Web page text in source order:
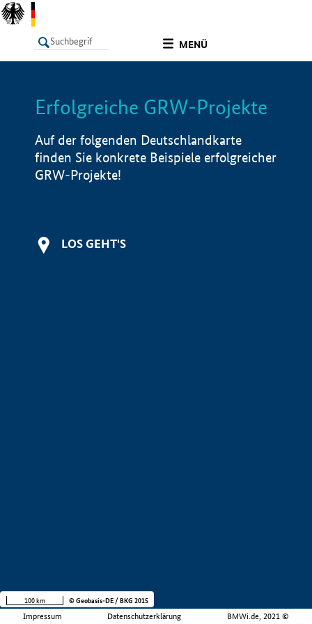
MENÜ
LISTE Info
Erfolgreiche GRW-Projekte
Auf der folgenden Deutschlandkarte
finden Sie konkrete Beispiele erfolgreicher
GRW-Projekte!
LOS GEHT'S
Impressum Datenschutzerklärung BMWi.de, 2021 ©
100 km © Geobasis-DE / BKG 2015